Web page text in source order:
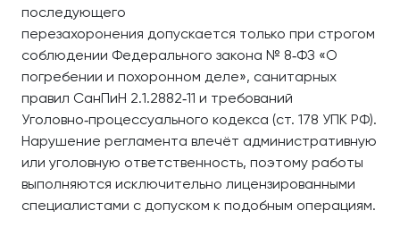
последующего
перезахоронения допускается только при строгом
соблюдении Федерального закона № 8‑ФЗ «О
погребении и похоронном деле», санитарных
правил СанПиН 2.1.2882‑11 и требований
Уголовно‑процессуального кодекса (ст. 178 УПК РФ).
Нарушение регламента влечёт административную
или уголовную ответственность, поэтому работы
выполняются исключительно лицензированными
специалистами с допуском к подобным операциям.